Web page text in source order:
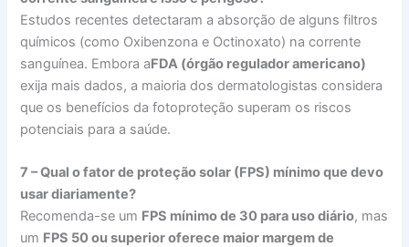
Estudos recentes detectaram a absorção de alguns filtros
químicos (como Oxibenzona e Octinoxato) na corrente
sanguínea. Embora aFDA (órgão regulador americano)
exija mais dados, a maioria dos dermatologistas considera
que os benefícios da fotoproteção superam os riscos
potenciais para a saúde.
7 – Qual o fator de proteção solar (FPS) mínimo que devo
usar diariamente?
Recomenda-se um FPS mínimo de 30 para uso diário, mas
um FPS 50 ou superior oferece maior margem de